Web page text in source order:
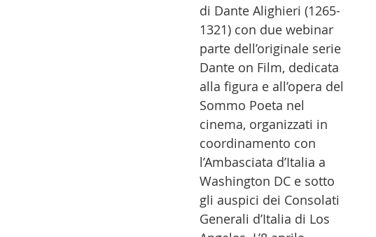
14 - IIC IST. ITALIANO CULTURA
17 - ASSOCIAZIONI 18 - MAPPE
20 - AMERICA 21 - AMERICA-
24 - ASIA 25 - OCEANIA
di Dante Alighieri (1265-
1321) con due webinar
parte dell’originale serie
Dante on Film, dedicata
alla figura e all’opera del
Sommo Poeta nel
cinema, organizzati in
coordinamento con
l’Ambasciata d’Italia a
Washington DC e sotto
gli auspici dei Consolati
Generali d’Italia di Los